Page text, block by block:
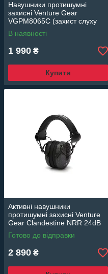
Навушники протишумні
захисні Venture Gear
VGPM8065C (захист слуху
SNR 26 дБ, беруші в
комплеті), фіолетові
В наявності
1 990 ₴
Купити
Активні навушники
протишумні захисні Venture
Gear Clandestine NRR 24dB
(колір графіт)
Готово до відправки
2 890 ₴